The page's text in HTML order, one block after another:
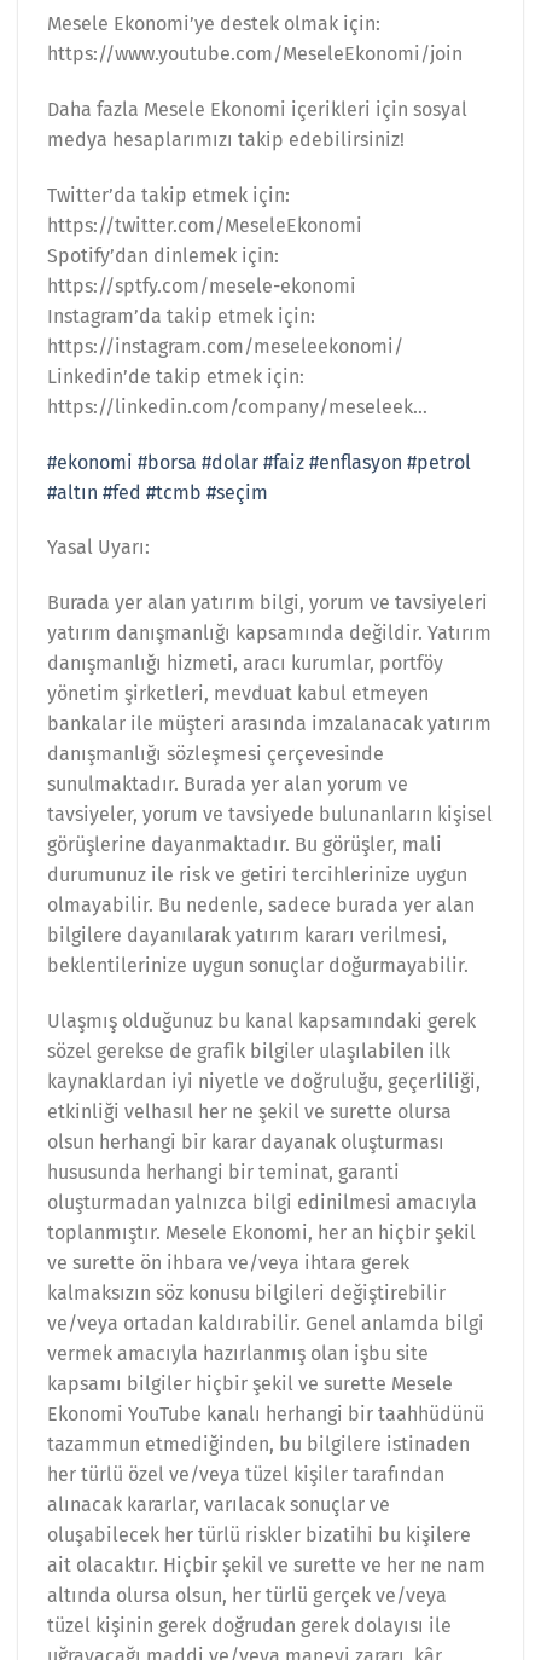
Mesele Ekonomi’ye destek olmak için:
https://www.youtube.com/MeseleEkonomi/join
Daha fazla Mesele Ekonomi içerikleri için sosyal
medya hesaplarımızı takip edebilirsiniz!
Twitter’da takip etmek için:
https://twitter.com/MeseleEkonomi
Spotify’dan dinlemek için:
https://sptfy.com/mesele-ekonomi
Instagram’da takip etmek için:
https://instagram.com/meseleekonomi/
Linkedin’de takip etmek için:
https://linkedin.com/company/meseleek…
#ekonomi #borsa #dolar #faiz #enflasyon #petrol
#altın #fed #tcmb #seçim
Yasal Uyarı:
Burada yer alan yatırım bilgi, yorum ve tavsiyeleri
yatırım danışmanlığı kapsamında değildir. Yatırım
danışmanlığı hizmeti, aracı kurumlar, portföy
yönetim şirketleri, mevduat kabul etmeyen
bankalar ile müşteri arasında imzalanacak yatırım
danışmanlığı sözleşmesi çerçevesinde
sunulmaktadır. Burada yer alan yorum ve
tavsiyeler, yorum ve tavsiyede bulunanların kişisel
görüşlerine dayanmaktadır. Bu görüşler, mali
durumunuz ile risk ve getiri tercihlerinize uygun
olmayabilir. Bu nedenle, sadece burada yer alan
bilgilere dayanılarak yatırım kararı verilmesi,
beklentilerinize uygun sonuçlar doğurmayabilir.
Ulaşmış olduğunuz bu kanal kapsamındaki gerek
sözel gerekse de grafik bilgiler ulaşılabilen ilk
kaynaklardan iyi niyetle ve doğruluğu, geçerliliği,
etkinliği velhasıl her ne şekil ve surette olursa
olsun herhangi bir karar dayanak oluşturması
hususunda herhangi bir teminat, garanti
oluşturmadan yalnızca bilgi edinilmesi amacıyla
toplanmıştır. Mesele Ekonomi, her an hiçbir şekil
ve surette ön ihbara ve/veya ihtara gerek
kalmaksızın söz konusu bilgileri değiştirebilir
ve/veya ortadan kaldırabilir. Genel anlamda bilgi
vermek amacıyla hazırlanmış olan işbu site
kapsamı bilgiler hiçbir şekil ve surette Mesele
Ekonomi YouTube kanalı herhangi bir taahhüdünü
tazammun etmediğinden, bu bilgilere istinaden
her türlü özel ve/veya tüzel kişiler tarafından
alınacak kararlar, varılacak sonuçlar ve
oluşabilecek her türlü riskler bizatihi bu kişilere
ait olacaktır. Hiçbir şekil ve surette ve her ne nam
altında olursa olsun, her türlü gerçek ve/veya
tüzel kişinin gerek doğrudan gerek dolayısı ile